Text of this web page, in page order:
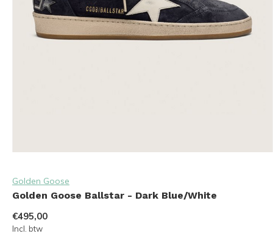
Golden Goose
Golden Goose Ballstar - Dark Blue/White
€495,00
Incl. btw